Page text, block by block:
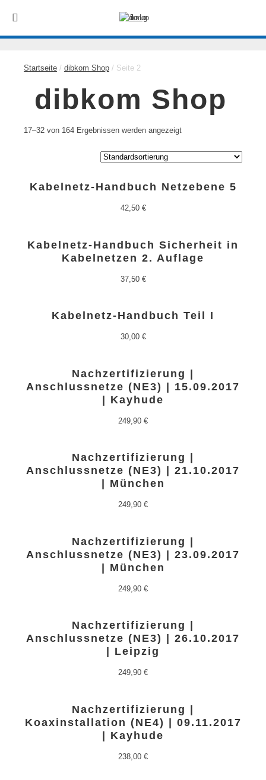
Startseite / dibkom Shop / Seite 2
dibkom Shop
17–32 von 164 Ergebnissen werden angezeigt
Kabelnetz-Handbuch Netzebene 5
42,50 €
Kabelnetz-Handbuch Sicherheit in
Kabelnetzen 2. Auflage
37,50 €
Kabelnetz-Handbuch Teil I
30,00 €
Nachzertifizierung |
Anschlussnetze (NE3) | 15.09.2017
| Kayhude
249,90 €
Nachzertifizierung |
Anschlussnetze (NE3) | 21.10.2017
| München
249,90 €
Nachzertifizierung |
Anschlussnetze (NE3) | 23.09.2017
| München
249,90 €
Nachzertifizierung |
Anschlussnetze (NE3) | 26.10.2017
| Leipzig
249,90 €
Nachzertifizierung |
Koaxinstallation (NE4) | 09.11.2017
| Kayhude
238,00 €